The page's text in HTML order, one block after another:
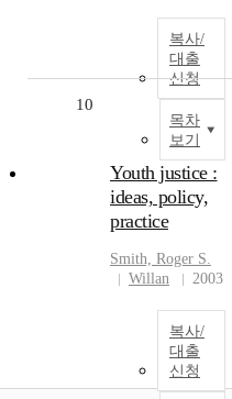
복사/
대출
신청
목차
보기
10
Youth justice :
ideas, policy,
practice
Smith, Roger S.
Willan
2003
복사/
대출
신청